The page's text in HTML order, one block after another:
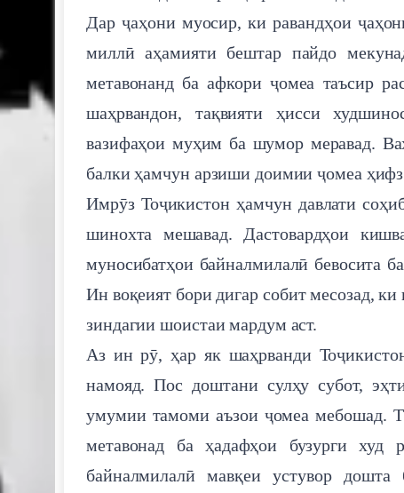
Дар ҷаҳони муосир, ки равандҳои
миллӣ аҳамияти бештар пайдо
метавонанд ба афкори ҷомеа таъсир
шаҳрвандон, тақвияти ҳисси
вазифаҳои муҳим ба шумор меравад.
балки ҳамчун арзиши доимии ҷомеа
Имрӯз Тоҷикистон ҳамчун давлати
шинохта мешавад. Дастовардҳои
муносибатҳои байналмилалӣ бевосита
Ин воқеият бори дигар собит месозад,
зиндагии шоистаи мардум аст.
Аз ин рӯ, ҳар як шаҳрванди
намояд. Пос доштани сулҳу субот,
умумии тамоми аъзои ҷомеа мебошад.
метавонад ба ҳадафҳои бузурги худ
байналмилалӣ мавқеи устувор